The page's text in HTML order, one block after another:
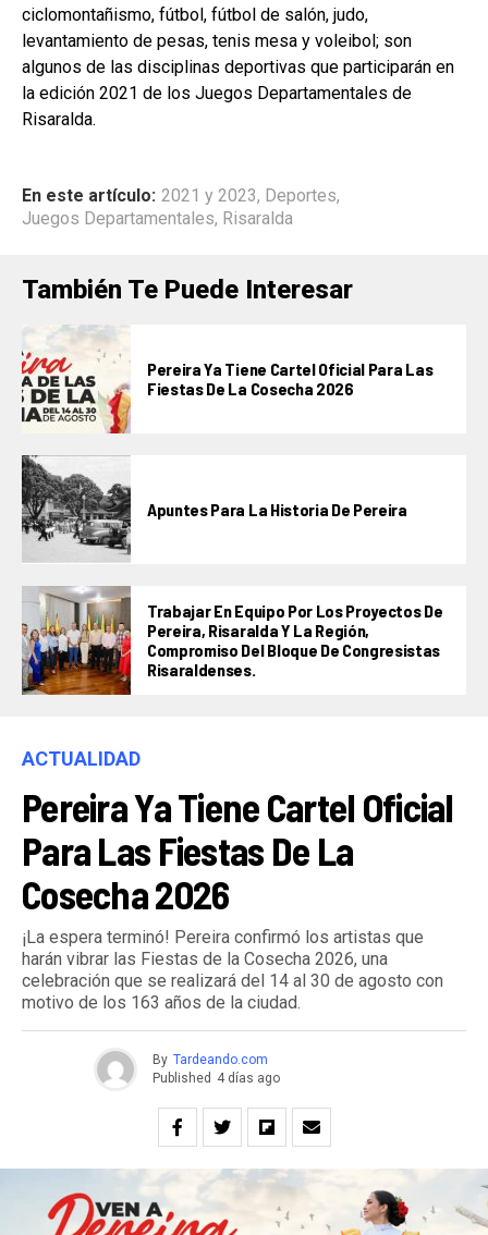
ciclomontañismo, fútbol, fútbol de salón, judo,
levantamiento de pesas, tenis mesa y voleibol; son
algunos de las disciplinas deportivas que participarán en
la edición 2021 de los Juegos Departamentales de
Risaralda.
En este artículo: 2021 y 2023, Deportes,
Juegos Departamentales, Risaralda
También Te Puede Interesar
Pereira Ya Tiene Cartel Oficial Para Las
Fiestas De La Cosecha 2026
Apuntes Para La Historia De Pereira
Trabajar En Equipo Por Los Proyectos De
Pereira, Risaralda Y La Región,
Compromiso Del Bloque De Congresistas
Risaraldenses.
ACTUALIDAD
Pereira Ya Tiene Cartel Oficial
Para Las Fiestas De La
Cosecha 2026
¡La espera terminó! Pereira confirmó los artistas que
harán vibrar las Fiestas de la Cosecha 2026, una
celebración que se realizará del 14 al 30 de agosto con
motivo de los 163 años de la ciudad.
By Tardeando.com
Published 4 días ago